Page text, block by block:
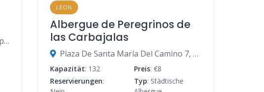
Calle Ancha 25, 24003 León, León, Spanien
LEON
Albergue de Peregrinos de
las Carbajalas
Plaza De Santa María Del Camino 7, 24003 León, León, Spanien
Kapazität: 132 Preis: €8
Reservierungen:
Typ: Städtische